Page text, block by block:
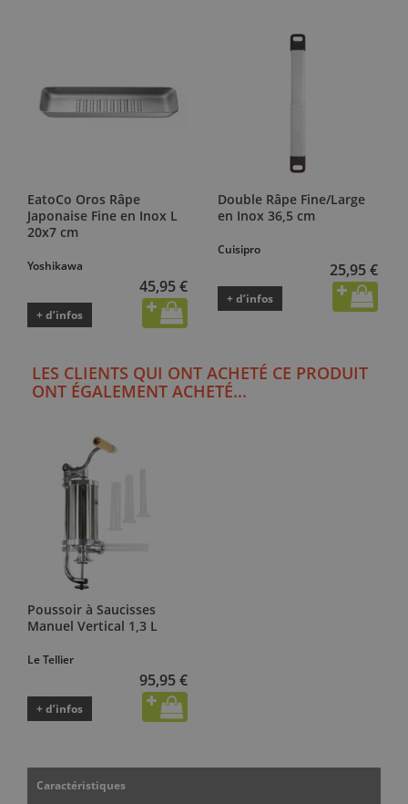
EatoCo Oros Râpe
Japonaise Fine en Inox L
20x7 cm
Yoshikawa
45,95 €
+ d’infos
Double Râpe Fine/Large
en Inox 36,5 cm
Cuisipro
25,95 €
+ d’infos
LES CLIENTS QUI ONT ACHETÉ CE PRODUIT
ONT ÉGALEMENT ACHETÉ...
Poussoir à Saucisses
Manuel Vertical 1,3 L
Le Tellier
95,95 €
+ d’infos
Caractéristiques